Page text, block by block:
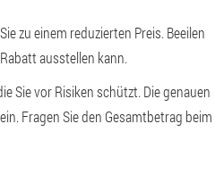
zu einem reduzierten Preis. Beeilen
ausstellen kann.
Sie vor Risiken schützt. Die genauen
Fragen Sie den Gesamtbetrag beim